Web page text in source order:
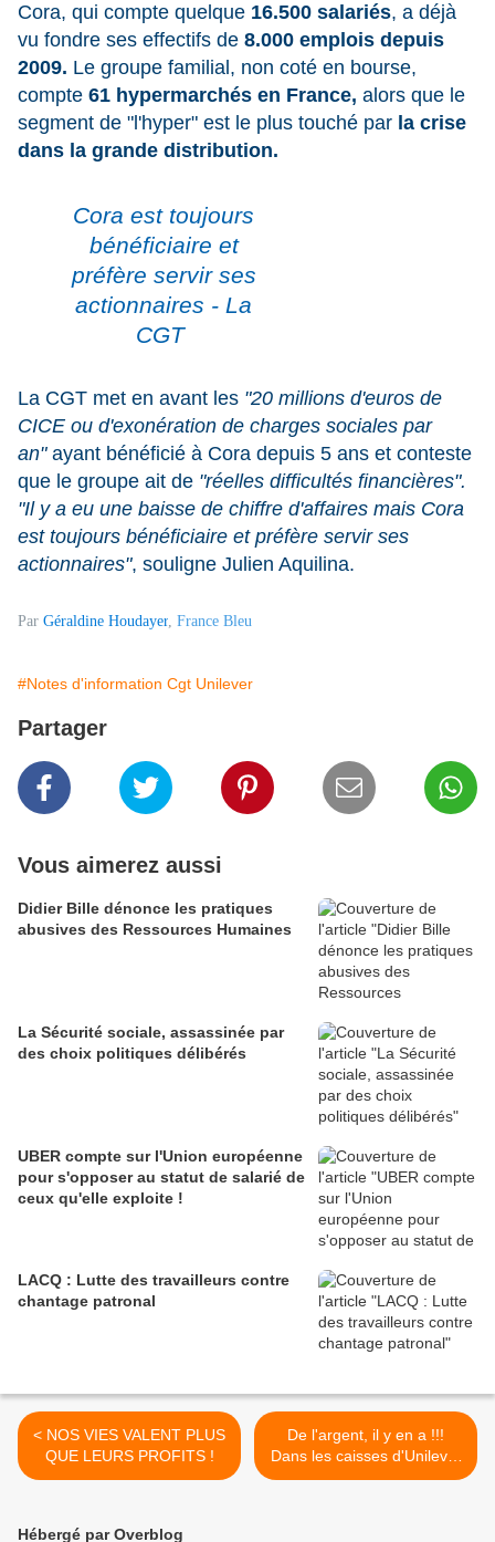
Cora, qui compte quelque 16.500 salariés, a déjà
vu fondre ses effectifs de 8.000 emplois depuis
2009. Le groupe familial, non coté en bourse,
compte 61 hypermarchés en France, alors que le
segment de "l'hyper" est le plus touché par la crise
dans la grande distribution.
Cora est toujours
bénéficiaire et
préfère servir ses
actionnaires - La
CGT
La CGT met en avant les "20 millions d'euros de
CICE ou d'exonération de charges sociales par
an" ayant bénéficié à Cora depuis 5 ans et conteste
que le groupe ait de "réelles difficultés financières".
"Il y a eu une baisse de chiffre d'affaires mais Cora
est toujours bénéficiaire et préfère servir ses
actionnaires", souligne Julien Aquilina.
Par Géraldine Houdayer, France Bleu
#Notes d'information Cgt Unilever
Partager
Vous aimerez aussi
Didier Bille dénonce les pratiques
abusives des Ressources Humaines
La Sécurité sociale, assassinée par
des choix politiques délibérés
UBER compte sur l'Union européenne
pour s'opposer au statut de salarié de
ceux qu'elle exploite !
LACQ : Lutte des travailleurs contre
chantage patronal
< NOS VIES VALENT PLUS
QUE LEURS PROFITS !
De l'argent, il y en a !!!
Dans les caisses d'Unilever
! >
Hébergé par Overblog